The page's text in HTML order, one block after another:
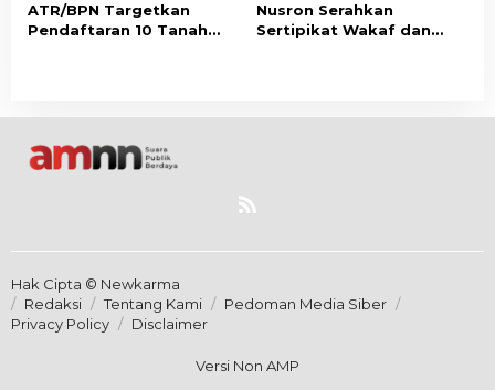
ATR/BPN Targetkan
Pendaftaran 10 Tanah
Nusron Serahkan
Sertipikat Wakaf dan
Hak Cipta © Newkarma
Redaksi
Tentang Kami
Pedoman Media Siber
Privacy Policy
Disclaimer
Versi Non AMP